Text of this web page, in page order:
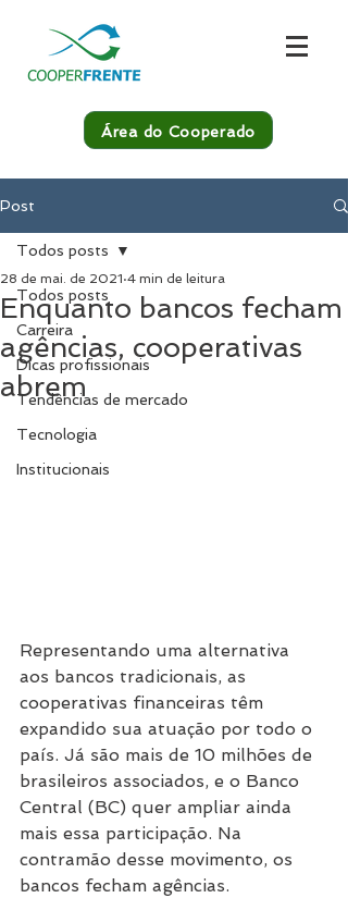
Área do Cooperado
Post
Todos posts
Carreira
Dicas profissionais
Tendências de mercado
Tecnologia
Institucionais
Todos posts
Enquanto bancos fecham
agências, cooperativas
abrem
28 de mai. de 2021 4 min de leitura
Representando uma alternativa
aos bancos tradicionais, as
cooperativas financeiras têm
expandido sua atuação por todo o
país. Já são mais de 10 milhões de
brasileiros associados, e o Banco
Central (BC) quer ampliar ainda
mais essa participação. Na
contramão desse movimento, os
bancos fecham agências.